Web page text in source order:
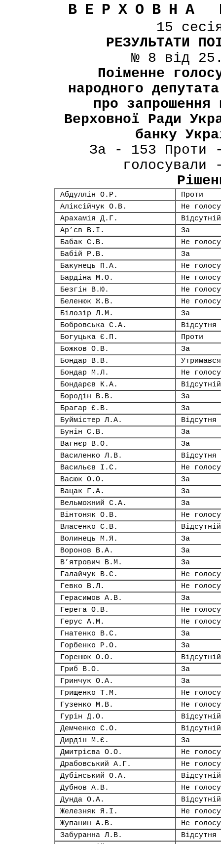
ВЕРХОВНА
15
РЕЗУЛЬТАТИ
№ 8 від
Поіменне
народного
про запрошення
Верховної Ради
банку
За - 153 Проти
Абдуллін О.Р.
Проти
Аліксійчук О.В.
Не
Арахамія Д.Г.
Відсутній
Ар’єв В.І.
За
Бабак С.В.
Не
Бабій Р.В.
За
Бакунець П.А.
Не
Бардіна М.О.
Не
Безгін В.Ю.
Не
Беленюк Ж.В.
Не
Білозір Л.М.
За
Бобровська С.А.
Відсутня
Богуцька Є.П.
Проти
Божков О.В.
За
Бондар В.В.
Утримався
Бондар М.Л.
Не
Бондарєв К.А.
Відсутній
Бородін В.В.
За
Брагар Є.В.
За
Буймістер Л.А.
Відсутня
Бунін С.В.
За
Вагнєр В.О.
За
Василенко Л.В.
Відсутня
Васильєв І.С.
Не
Васюк О.О.
За
Вацак Г.А.
За
Вельможний С.А.
За
Вінтоняк О.В.
Не
Власенко С.В.
Відсутній
Волинець М.Я.
За
Воронов В.А.
За
В’ятрович В.М.
За
Галайчук В.С.
Не
Гевко В.Л.
Не
Герасимов А.В.
За
Герега О.В.
Не
Герус А.М.
Не
Гнатенко В.С.
За
Горбенко Р.О.
За
Горенюк О.О.
Відсутній
Гриб В.О.
За
Гринчук О.А.
За
Грищенко Т.М.
Не
Гузенко М.В.
Не
Гурін Д.О.
Відсутній
Демченко С.О.
Відсутній
Дирдін М.Є.
За
Дмитрієва О.О.
Не
Драбовський А.Г.
Не
Дубінський О.А.
Відсутній
Дубнов А.В.
Не
Дунда О.А.
Відсутній
Железняк Я.І.
Не
Жупанин А.В.
Не
Забуранна Л.В.
Відсутня